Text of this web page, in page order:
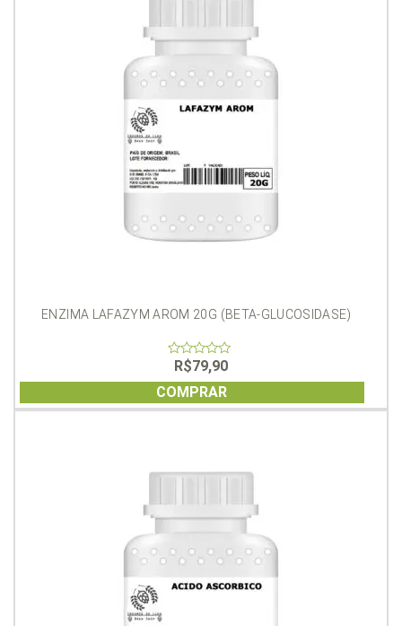
ENZIMA LAFAZYM AROM 20G (BETA-GLUCOSIDASE)
of
5
R$79,90
COMPRAR